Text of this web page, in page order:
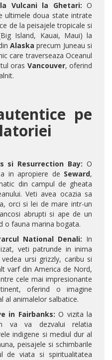
Vulcani la Ghetari: O
ultimele doua state intrate
de la peisajele tropicale si
Island, Kauai, Maui) la
Alaska precum Juneau si
care traverseaza Oceanul
oras Vancouver, oferind
pe
si Resurrection Bay: O
in apropiere de Seward,
din campul de gheata
Veti avea ocazia sa
orci si lei de mare intr-un
abrupti si ape de un
o fauna marina bogata.
National Denali: In
veti patrunde in inima
ursi grizzly, caribu si
varf din America de Nord,
cele mai impresionante
oferind o imagine
al animalelor salbatice.
in Fairbanks: O vizita la
va va dezvalui relatia
indigene si mediul dur al
peisajele si schimbarile
de viata si spiritualitatea